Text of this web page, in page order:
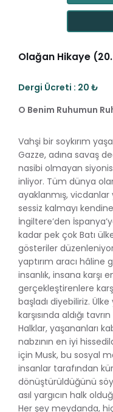
Olağan Hikaye (20.
Dergi Ücreti : 20 ₺
O Benim Ruhumun
Vahşi bir soykırım
Gazze, adına savaş
nasibi olmayan
inliyor. Tüm dünya
ayaklanmış, vicdanlar
sessiz kalmayı
İngiltere’den
kadar pek çok Batı
gösteriler
yaptırım aracı hâline
insanlık, insana karşı
gerçekleştirenlere
başladı diyebiliriz.
karşısında aldığı
Halklar, yaşananları
nabzının en iyi
için Musk, bu sosyal
insanlar tarafından
dönüştürüldüğünü
asıl yargıcın halk
Her şey meydanda,